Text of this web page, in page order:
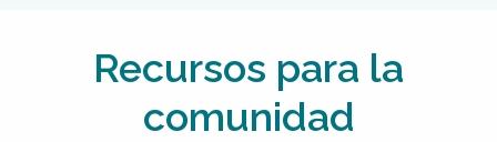
Recursos para la
comunidad